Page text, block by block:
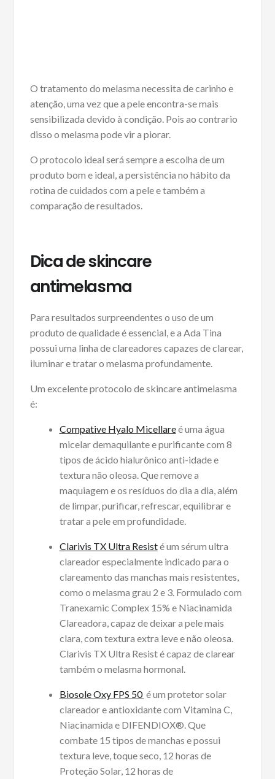
O tratamento do melasma necessita de carinho e
atenção, uma vez que a pele encontra-se mais
sensibilizada devido à condição. Pois ao contrario
disso o melasma pode vir a piorar.
O protocolo ideal será sempre a escolha de um
produto bom e ideal, a persistência no hábito da
rotina de cuidados com a pele e também a
comparação de resultados.
Dica de skincare
antimelasma
Para resultados surpreendentes o uso de um
produto de qualidade é essencial, e a Ada Tina
possui uma linha de clareadores capazes de clarear,
iluminar e tratar o melasma profundamente.
Um excelente protocolo de skincare antimelasma
é:
Compative Hyalo Micellareé uma água
micelar demaquilante e purificante com 8
tipos de ácido hialurônico anti-idade e
textura não oleosa. Que remove a
maquiagem e os resíduos do dia a dia, além
de limpar, purificar, refrescar, equilibrar e
tratar a pele em profundidade.
Clarivis TX Ultra Resisté um sérum ultra
clareador especialmente indicado para o
clareamento das manchas mais resistentes,
como o melasma grau 2 e 3. Formulado com
Tranexamic Complex 15% e Niacinamida
Clareadora, capaz de deixar a pele mais
clara, com textura extra leve e não oleosa.
Clarivis TX Ultra Resist é capaz de clarear
também o melasma hormonal.
Biosole Oxy FPS 50 é um protetor solar
clareador e antioxidante com Vitamina C,
Niacinamida e DIFENDIOX®. Que
combate 15 tipos de manchas e possui
textura leve, toque seco, 12 horas de
Proteção Solar, 12 horas de